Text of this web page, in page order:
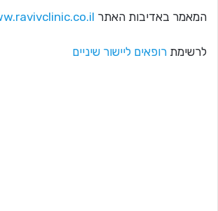
המאמר באדיבות האתר
לרשימת רופאים ליישור שיניים